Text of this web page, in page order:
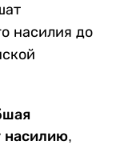
насилия до
насилию,